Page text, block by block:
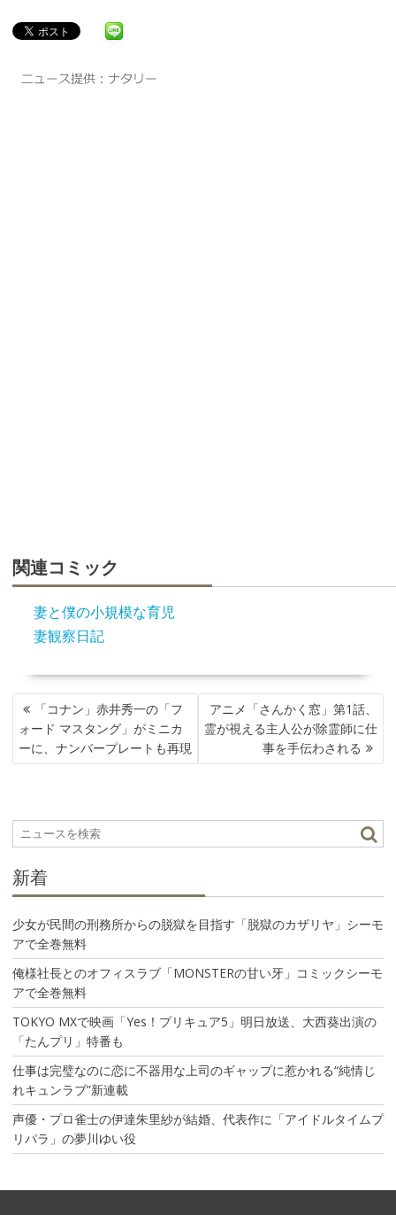
関連コミック
妻と僕の小規模な育児
妻観察日記
投
稿
ナ
ビ
シ
ョ
「コナン」赤井秀一の「フ
ォード マスタング」がミニカ
ーに、ナンバープレートも再現
アニメ「さんかく窓」第1話、
霊が視える主人公が除霊師に仕
事を手伝わされる
新着
少女が民間の刑務所からの脱獄を目指す「脱獄のカザリヤ」シーモ
アで全巻無料
俺様社長とのオフィスラブ「MONSTERの甘い牙」コミックシーモ
アで全巻無料
TOKYO MXで映画「Yes！プリキュア5」明日放送、大西葵出演の
「たんプリ」特番も
仕事は完璧なのに恋に不器用な上司のギャップに惹かれる“純情じ
れキュンラブ”新連載
声優・プロ雀士の伊達朱里紗が結婚、代表作に「アイドルタイムプ
リパラ」の夢川ゆい役